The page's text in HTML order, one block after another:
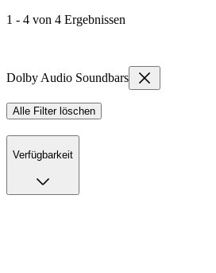
1 - 4 von 4 Ergebnissen
Dolby Audio Soundbars
Alle Filter löschen
Verfügbarkeit